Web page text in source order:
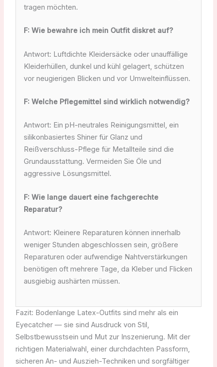
tragen möchten.
F: Wie bewahre ich mein Outfit diskret auf?
Antwort: Luftdichte Kleidersäcke oder unauffällige
Kleiderhüllen, dunkel und kühl gelagert, schützen
vor neugierigen Blicken und vor Umwelteinflüssen.
F: Welche Pflegemittel sind wirklich notwendig?
Antwort: Ein pH-neutrales Reinigungsmittel, ein
silikonbasiertes Shiner für Glanz und
Reißverschluss-Pflege für Metallteile sind die
Grundausstattung. Vermeiden Sie Öle und
aggressive Lösungsmittel.
F: Wie lange dauert eine fachgerechte
Reparatur?
Antwort: Kleinere Reparaturen können innerhalb
weniger Stunden abgeschlossen sein, größere
Reparaturen oder aufwendige Nahtverstärkungen
benötigen oft mehrere Tage, da Kleber und Flicken
ausgiebig aushärten müssen.
Fazit: Bodenlange Latex-Outfits sind mehr als ein
Eyecatcher — sie sind Ausdruck von Stil,
Selbstbewusstsein und Mut zur Inszenierung. Mit der
richtigen Materialwahl, einer durchdachten Passform,
sicheren An- und Auszieh-Techniken und sorgfältiger